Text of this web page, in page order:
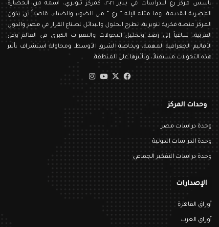
تأسس مركز رع للدراسات في يناير ٢٠٢١، كمركز تنويري، اسمه من الحضارة
المصرية القديمة، وما مثله الإله ” رع ” من الضوء والضياء، قاصداً أن يكون
المركز منصة فكرية تنويرية، تطرح الحلول والبدائل لصناع القرار في مصر والدول
العربية، ساعياً إلى رصد وتحليل التحولات والتغيرات الكبرى في العالم وفي
الأقاليم الجغرافية المهمة، وبخاصة الشرق الأوسط، ومحاولة استشراف تأثير
هذه التحولات مستقبلاً، وتأثيرها على المنطقة.
فيسبوك
‫X
‫YouTubeانستقرام
وحدات المركز
وحدة دراسات مصر
وحدة الدراسات الدولية
وحدة دراسات التفكير الجماعي
الإصدارات
أوراق القاهرة
أوراق العرب